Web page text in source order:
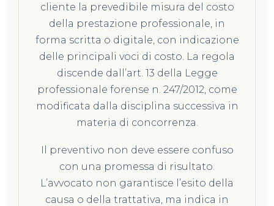
cliente la prevedibile misura del costo
della prestazione professionale, in
forma scritta o digitale, con indicazione
delle principali voci di costo. La regola
discende dall’art. 13 della Legge
professionale forense n. 247/2012, come
modificata dalla disciplina successiva in
materia di concorrenza.
Il preventivo non deve essere confuso
con una promessa di risultato.
L’avvocato non garantisce l’esito della
causa o della trattativa, ma indica in